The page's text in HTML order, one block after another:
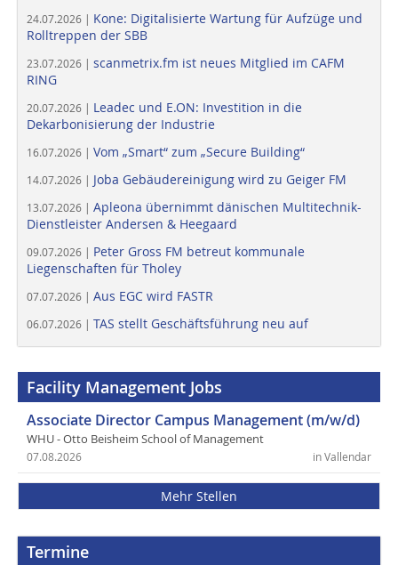
24.07.2026 | Kone: Digitalisierte Wartung für Aufzüge und
Rolltreppen der SBB
23.07.2026 | scanmetrix.fm ist neues Mitglied im CAFM
RING
20.07.2026 | Leadec und E.ON: Investition in die
Dekarbonisierung der Industrie
16.07.2026 | Vom „Smart“ zum „Secure Building“
14.07.2026 | Joba Gebäudereinigung wird zu Geiger FM
13.07.2026 | Apleona übernimmt dänischen Multitechnik-
Dienstleister Andersen & Heegaard
09.07.2026 | Peter Gross FM betreut kommunale
Liegenschaften für Tholey
07.07.2026 | Aus EGC wird FASTR
06.07.2026 | TAS stellt Geschäftsführung neu auf
Facility Management Jobs
Associate Director Campus Management (m/w/d)
WHU - Otto Beisheim School of Management
in Vallendar
07.08.2026
Mehr Stellen
Termine